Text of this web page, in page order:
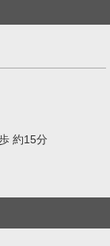
約15分